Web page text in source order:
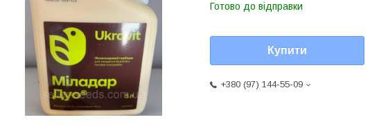
Готово до відправки
Купити
+380 (97) 144-55-09